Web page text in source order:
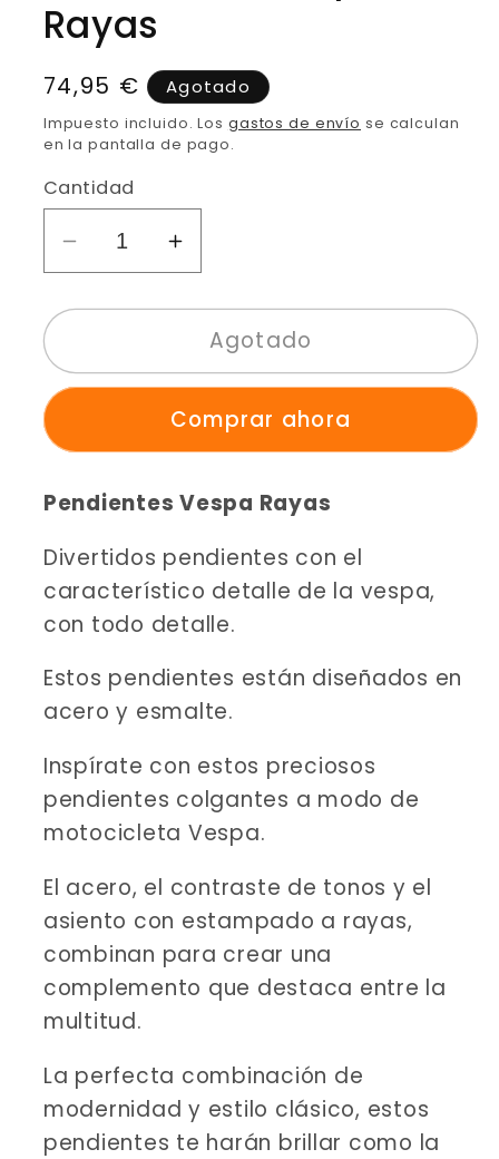
Rayas
Precio
habitual
74,95 € Agotado
Impuesto incluido. Los gastos de envío se calculan
en la pantalla de pago.
Cantidad
Reducir
cantidad
para
Vespa
Rayas
Aumentar
cantidad
para
Pendientes
Vespa
Agotado
Comprar ahora
Pendientes Vespa Rayas
Divertidos pendientes con el
característico detalle de la vespa,
con todo detalle.
Estos pendientes están diseñados en
acero y esmalte.
Inspírate con estos preciosos
pendientes colgantes a modo de
motocicleta Vespa.
El acero, el contraste de tonos y el
asiento con estampado a rayas,
combinan para crear una
complemento que destaca entre la
multitud.
La perfecta combinación de
modernidad y estilo clásico, estos
pendientes te harán brillar como la